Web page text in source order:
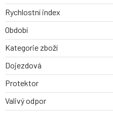
Rychlostní index
Období
Kategorie zboží
Dojezdová
Protektor
Valivý odpor